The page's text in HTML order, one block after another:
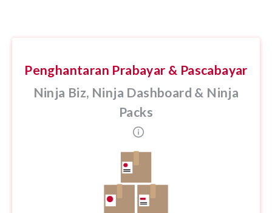
Penghantaran Prabayar & Pascabayar
Ninja Biz, Ninja Dashboard & Ninja
Packs